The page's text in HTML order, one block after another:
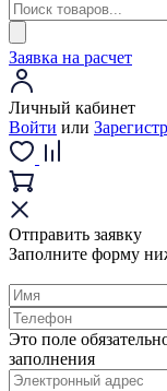
Заявка на расчет
Личный кабинет
Войти или
Отправить заявку
Заполните форму
Это поле
заполнения